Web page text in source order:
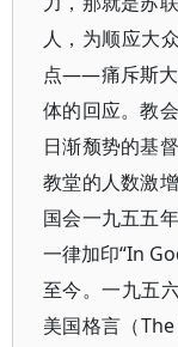
人，为顺应大
点——痛斥斯大
体的回应。教
日渐颓势的基
教堂的人数激
国会一九五五
一律加印“In
至今。一九五
美国格言（